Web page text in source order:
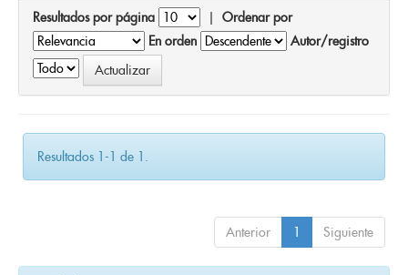
Resultados por página | Ordenar por
En orden
Autor/registro
Resultados 1-1 de 1.
Anterior 1 Siguiente